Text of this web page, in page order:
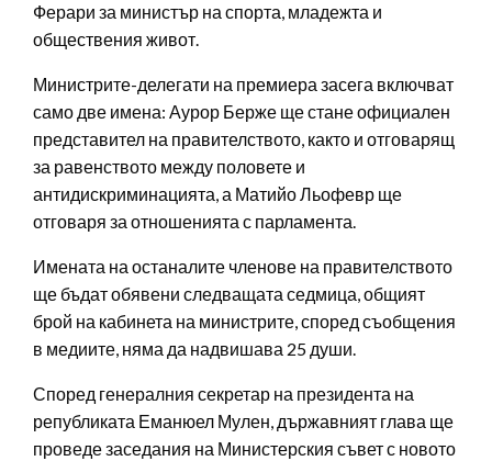
Ферари за министър на спорта, младежта и
обществения живот.
Министрите-делегати на премиера засега включват
само две имена: Аурор Берже ще стане официален
представител на правителството, както и отговарящ
за равенството между половете и
антидискриминацията, а Матийо Льофевр ще
отговаря за отношенията с парламента.
Имената на останалите членове на правителството
ще бъдат обявени следващата седмица, общият
брой на кабинета на министрите, според съобщения
в медиите, няма да надвишава 25 души.
Според генералния секретар на президента на
републиката Еманюел Мулен, държавният глава ще
проведе заседания на Министерския съвет с новото